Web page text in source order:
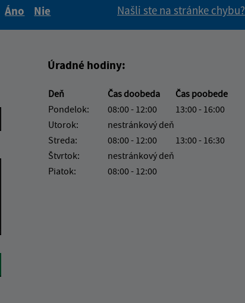
Áno
Nie
Našli ste na stránke chybu?
Úradné hodiny:
Deň Čas doobeda
Čas poobede
Pondelok:
08:00 - 12:00
13:00 - 16:00
Utorok:
nestránkový deň
Streda:
08:00 - 12:00
13:00 - 16:30
Štvrtok:
nestránkový deň
Piatok:
08:00 - 12:00